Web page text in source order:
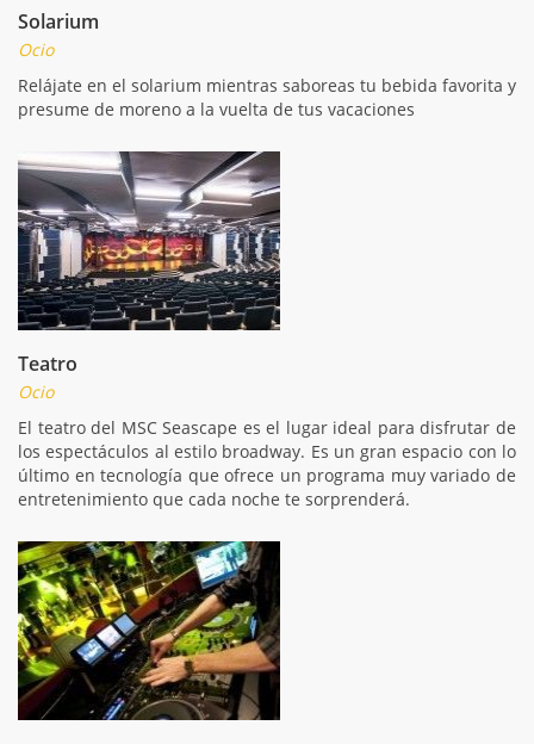
Solarium
Ocio
Relájate en el solarium mientras saboreas tu bebida favorita y
presume de moreno a la vuelta de tus vacaciones
Teatro
Ocio
El teatro del MSC Seascape es el lugar ideal para disfrutar de
los espectáculos al estilo broadway. Es un gran espacio con lo
último en tecnología que ofrece un programa muy variado de
entretenimiento que cada noche te sorprenderá.